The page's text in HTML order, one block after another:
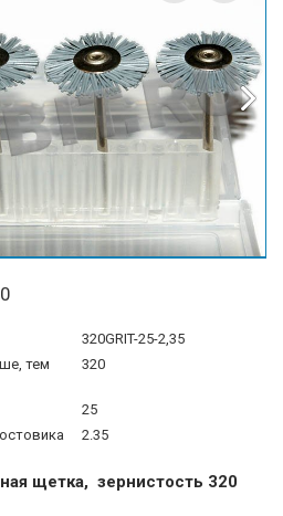
320GRIT-25-2,35
тем
320
25
2.35
щетка, зернистость 320